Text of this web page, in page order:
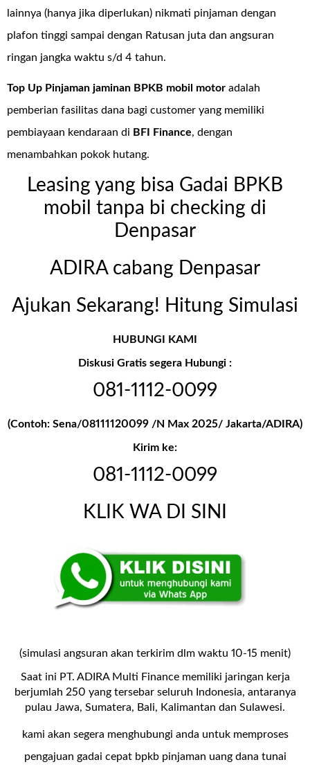
lainnya (hanya jika diperlukan) nikmati pinjaman dengan
plafon tinggi sampai dengan Ratusan juta dan angsuran
ringan jangka waktu s/d 4 tahun.
Top Up Pinjaman jaminan BPKB mobil motor adalah
pemberian fasilitas dana bagi customer yang memiliki
pembiayaan kendaraan di BFI Finance, dengan
menambahkan pokok hutang.
Leasing yang bisa Gadai BPKB
mobil tanpa bi checking di
Denpasar
ADIRA cabang Denpasar
Ajukan Sekarang! Hitung Simulasi
HUBUNGI KAMI
Diskusi Gratis segera Hubungi :
081-1112-0099
(Contoh: Sena/08111120099 /N Max 2025/ Jakarta/ADIRA)
Kirim ke:
081-1112-0099
KLIK WA DI SINI
(simulasi angsuran akan terkirim dlm waktu 10-15 menit)
Saat ini PT. ADIRA Multi Finance memiliki jaringan kerja
berjumlah 250 yang tersebar seluruh Indonesia, antaranya
pulau Jawa, Sumatera, Bali, Kalimantan dan Sulawesi.
kami akan segera menghubungi anda untuk memproses
pengajuan gadai cepat bpkb pinjaman uang dana tunai